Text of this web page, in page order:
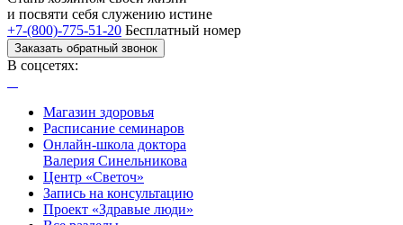
и посвяти себя служению истине
+7-(800)-775-51-20 Бесплатный номер
Заказать обратный звонок
В соцсетях:
Магазин здоровья
Расписание семинаров
Онлайн-школа доктора
Валерия Синельникова
Центр «Светоч»
Запись на консультацию
Проект «Здравые люди»